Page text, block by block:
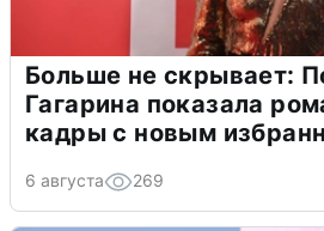
Больше не скрывает:
Гагарина показала
кадры с новым
6 августа 269